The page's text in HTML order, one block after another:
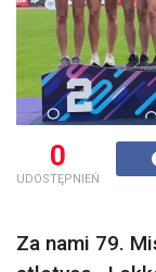
0
UDOSTĘPNIEŃ
Za nami 79.